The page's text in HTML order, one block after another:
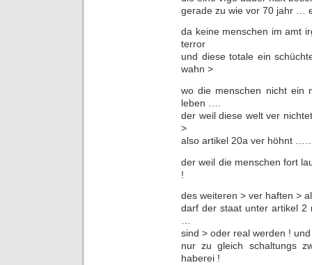
gerade zu wie vor 70 jahr …
da keine menschen im amt
terror
und diese totale ein
wahn >
wo die menschen nicht ein
leben ….
der weil diese welt ver
>
also artikel 20a ver höhnt
der weil die menschen fort
!
des weiteren > ver haften >
darf der staat unter artikel 2
sind > oder real werden !
nur zu gleich schaltungs
haberei !